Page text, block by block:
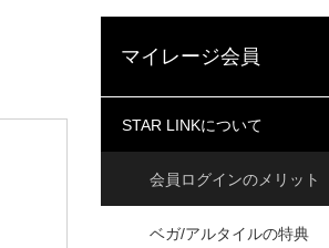
マイレージ会員
STAR LINKについて
会員ログインのメリット
ベガ/アルタイルの特典